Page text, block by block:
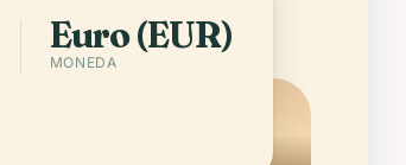
Euro (EUR)
MONEDA